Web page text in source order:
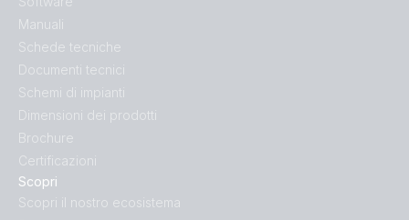
Scopri
Scopri il nostro ecosistema
Manuali
Schede tecniche
Documenti tecnici
Schemi di impianti
Dimensioni dei prodotti
Brochure
Certificazioni